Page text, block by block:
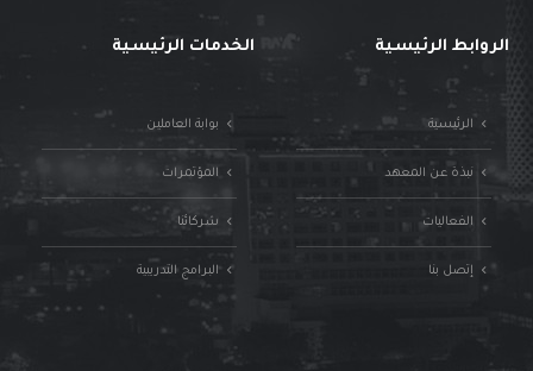
الروابط الرئيسية
الرئيسية
نبذة عن المعهد
الفعاليات
إتصل بنا
الخدمات الرئيسية
بوابة العاملين
المؤتمرات
شركائنا
البرامج التدريبية